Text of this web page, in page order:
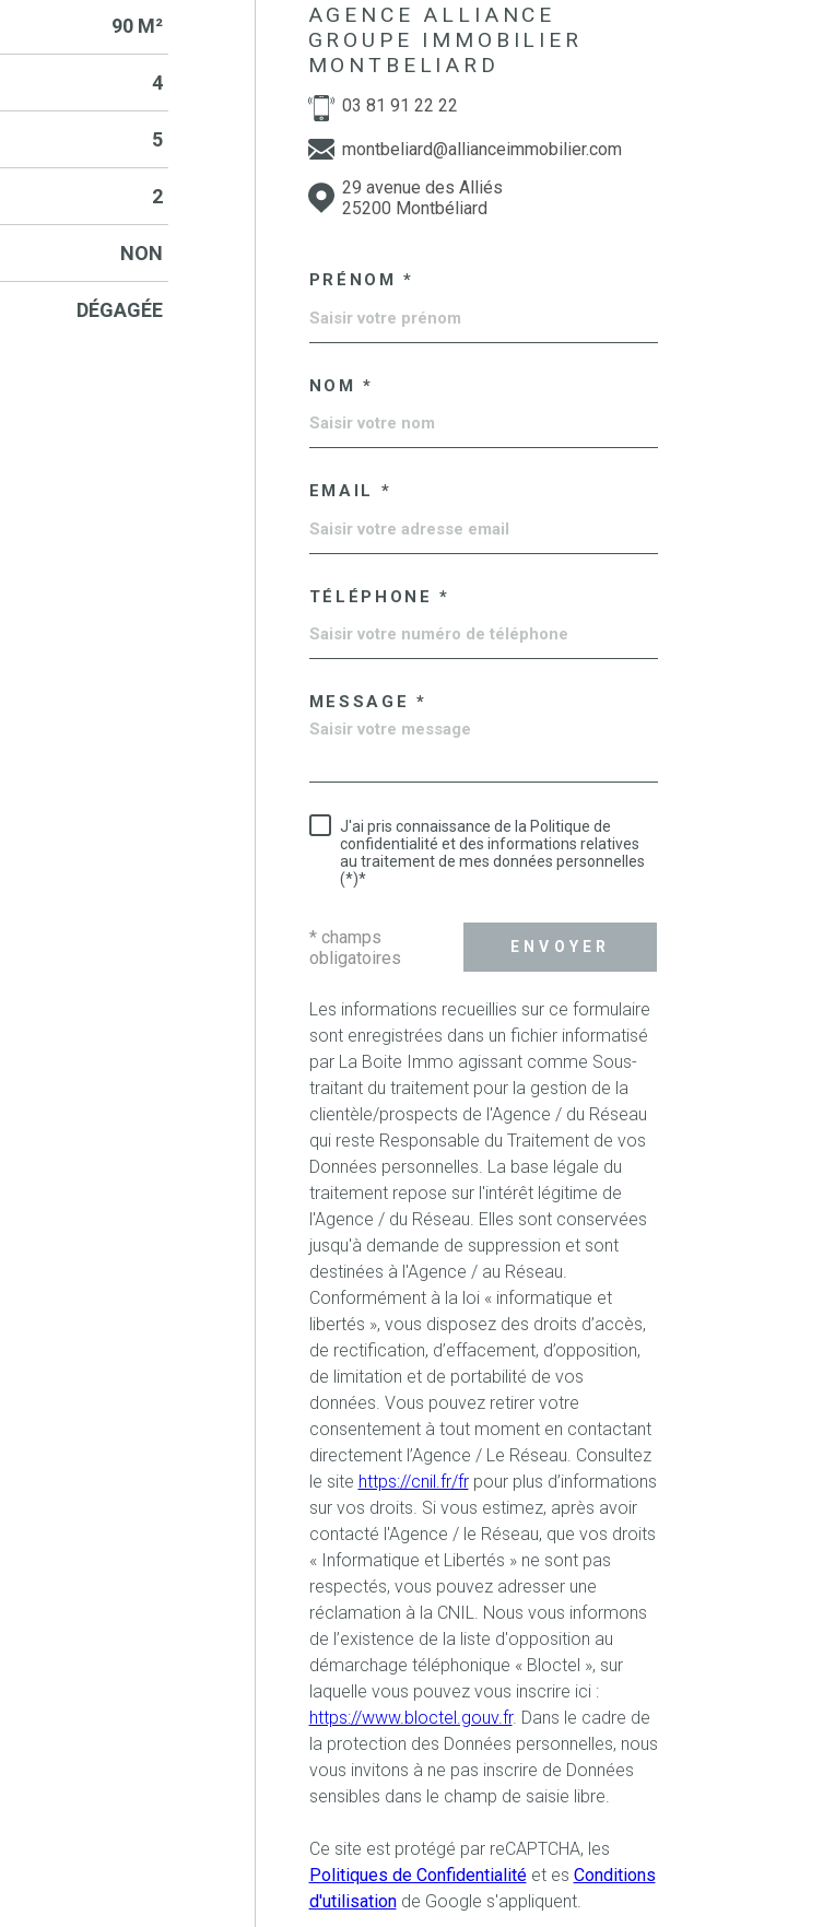
90 M²
4
5
2
NON
DÉGAGÉE
AGENCE ALLIANCE
GROUPE IMMOBILIER
MONTBELIARD
03 81 91 22 22
montbeliard@allianceimmobilier.com
29 avenue des Alliés
25200 Montbéliard
PRÉNOM *
NOM *
EMAIL *
TÉLÉPHONE *
MESSAGE *
J'ai pris connaissance de la Politique de
confidentialité et des informations relatives
au traitement de mes données personnelles
(*)*
* champs
obligatoires
ENVOYER
Les informations recueillies sur ce formulaire
sont enregistrées dans un fichier informatisé
par La Boite Immo agissant comme Sous-
traitant du traitement pour la gestion de la
clientèle/prospects de l'Agence / du Réseau
qui reste Responsable du Traitement de vos
Données personnelles. La base légale du
traitement repose sur l'intérêt légitime de
l'Agence / du Réseau. Elles sont conservées
jusqu'à demande de suppression et sont
destinées à l'Agence / au Réseau.
Conformément à la loi « informatique et
libertés », vous disposez des droits d’accès,
de rectification, d’effacement, d’opposition,
de limitation et de portabilité de vos
données. Vous pouvez retirer votre
consentement à tout moment en contactant
directement l’Agence / Le Réseau. Consultez
le site https://cnil.fr/frpour plus d’informations
sur vos droits. Si vous estimez, après avoir
contacté l'Agence / le Réseau, que vos droits
« Informatique et Libertés » ne sont pas
respectés, vous pouvez adresser une
réclamation à la CNIL. Nous vous informons
de l’existence de la liste d'opposition au
démarchage téléphonique « Bloctel », sur
laquelle vous pouvez vous inscrire ici :
https://www.bloctel.gouv.fr. Dans le cadre de
la protection des Données personnelles, nous
vous invitons à ne pas inscrire de Données
sensibles dans le champ de saisie libre.
Ce site est protégé par reCAPTCHA, les
Politiques de Confidentialitéet es Conditions
d'utilisationde Google s'appliquent.